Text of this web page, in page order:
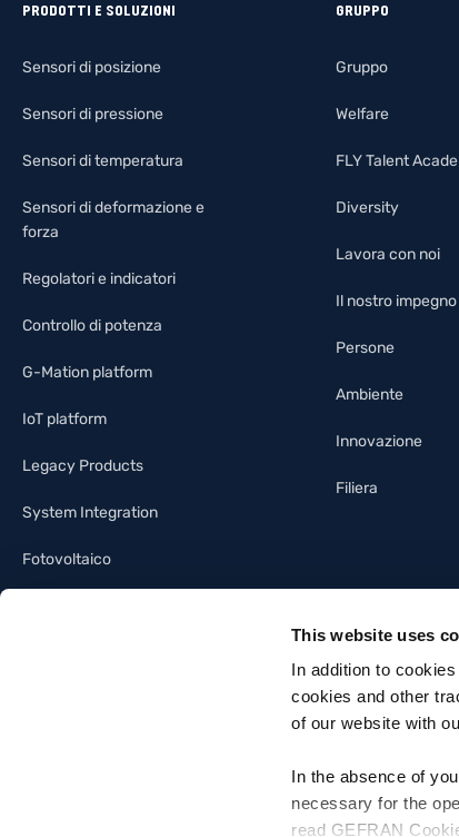
This website uses
In addition to
cookies and other
of our website with
In the absence of
necessary for the
read GEFRAN
PRODOTTI E SOLUZIONI
Sensori di posizione
Sensori di pressione
Sensori di temperatura
Sensori di deformazione e
forza
Regolatori e indicatori
Controllo di potenza
G-Mation platform
IoT platform
Legacy Products
System Integration
Fotovoltaico
GRUPPO
Gruppo
Welfare
FLY Talent
Diversity
Lavora con noi
Il nostro impegno
Persone
Ambiente
Innovazione
Filiera
Gefran SpA - Via Sebina, 74, 25050 Provaglio d'Iseo, Brescia - Italia
Tel. +39 030 9888 1 - P. IVA 03032420170 - Codice destinatario